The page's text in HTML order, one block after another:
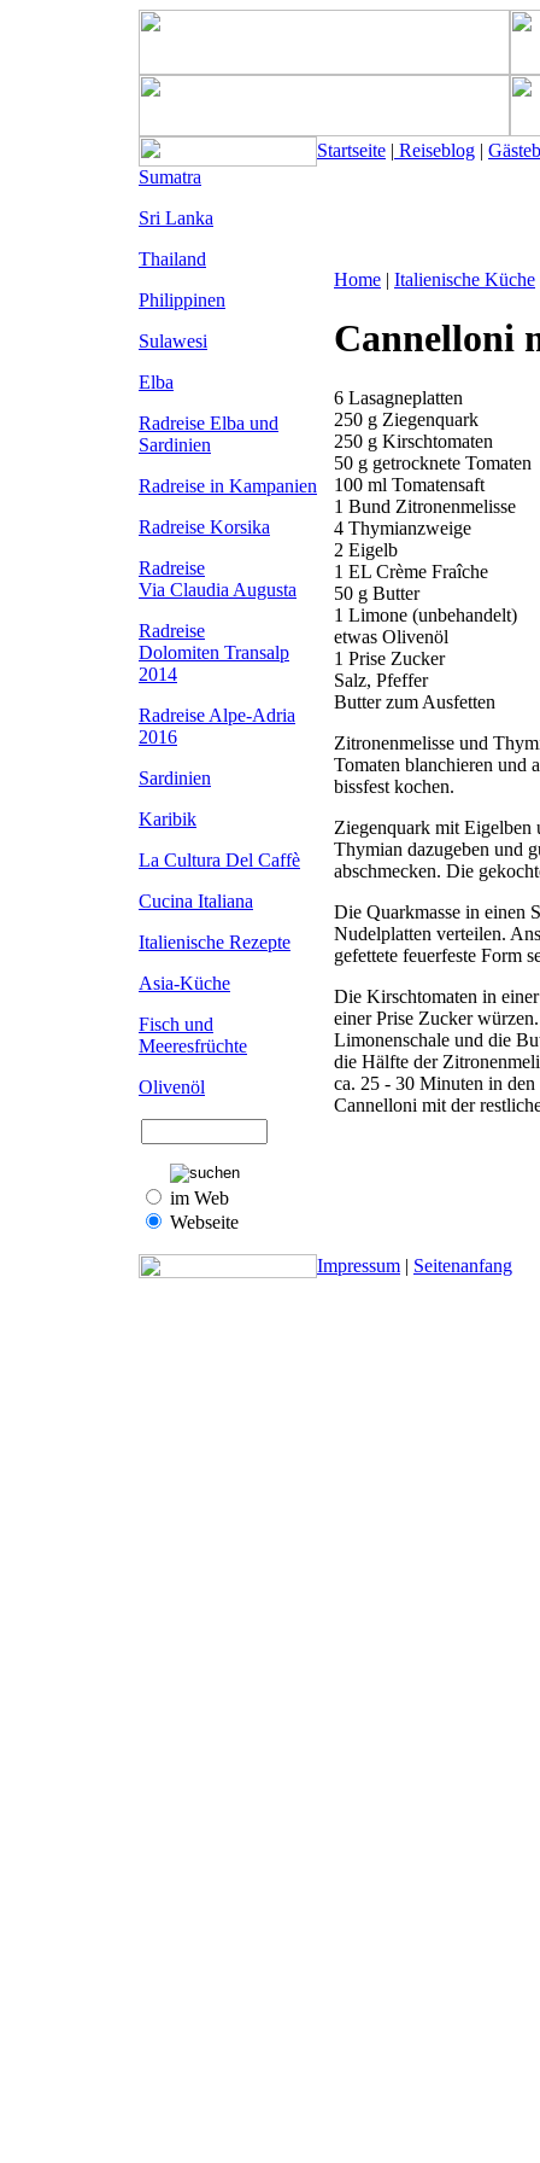
Startseite | Reiseblog |
Sumatra
Sri Lanka
Thailand
Philippinen
Sulawesi
Elba
Radreise Elba und
Sardinien
Radreise in Kampanien
Radreise Korsika
Radreise
Via Claudia Augusta
Radreise
Dolomiten Transalp
2014
Radreise Alpe-Adria
2016
Sardinien
Karibik
La Cultura Del Caffè
Cucina Italiana
Italienische Rezepte
Asia-Küche
Fisch und
Meeresfrüchte
Olivenöl
im Web
Webseite
Home | Italienische Küche
Cannelloni
6 Lasagneplatten
250 g Ziegenquark
250 g Kirschtomaten
50 g getrocknete Tomaten
100 ml Tomatensaft
1 Bund Zitronenmelisse
4 Thymianzweige
2 Eigelb
1 EL Crème Fraîche
50 g Butter
1 Limone (unbehandelt)
etwas Olivenöl
1 Prise Zucker
Salz, Pfeffer
Butter zum Ausfetten
Zitronenmelisse und
Tomaten blanchieren und
bissfest kochen.
Ziegenquark mit Eigelben
Thymian dazugeben und
abschmecken. Die
Die Quarkmasse in einen
Nudelplatten verteilen.
gefettete feuerfeste Form
Die Kirschtomaten in
einer Prise Zucker
Limonenschale und die
die Hälfte der
ca. 25 - 30 Minuten in
Cannelloni mit der
Impressum | Seitenanfang